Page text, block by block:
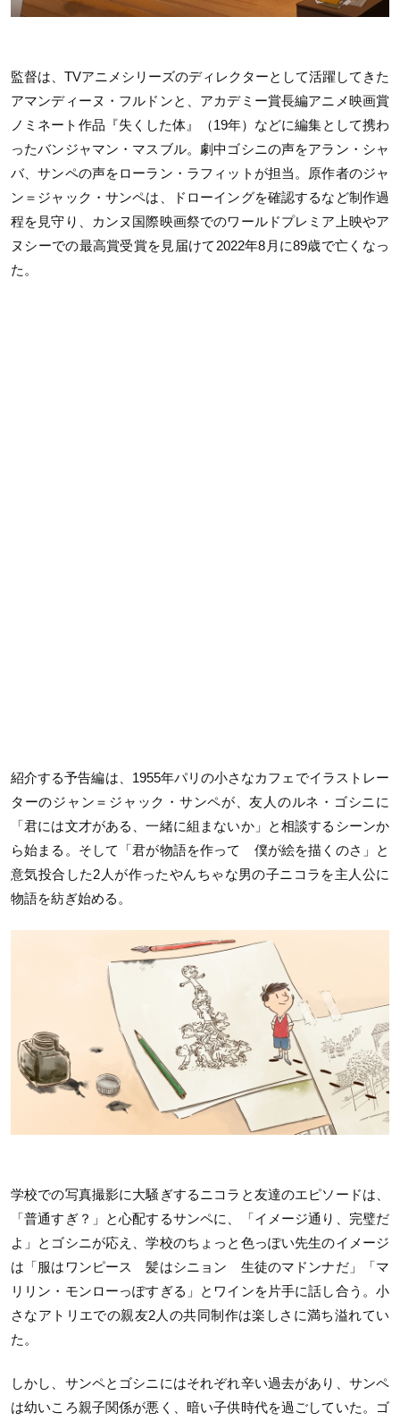
監督は、TVアニメシリーズのディレクターとして活躍してきた
アマンディーヌ・フルドンと、アカデミー賞長編アニメ映画賞
ノミネート作品『失くした体』（19年）などに編集として携わ
ったバンジャマン・マスブル。劇中ゴシニの声をアラン・シャ
バ、サンペの声をローラン・ラフィットが担当。原作者のジャ
ン＝ジャック・サンペは、ドローイングを確認するなど制作過
程を見守り、カンヌ国際映画祭でのワールドプレミア上映やア
ヌシーでの最高賞受賞を見届けて2022年8月に89歳で亡くなっ
た。
紹介する予告編は、1955年パリの小さなカフェでイラストレー
ターのジャン＝ジャック・サンペが、友人のルネ・ゴシニに
「君には文才がある、一緒に組まないか」と相談するシーンか
ら始まる。そして「君が物語を作って 僕が絵を描くのさ」と
意気投合した2人が作ったやんちゃな男の子ニコラを主人公に
物語を紡ぎ始める。
学校での写真撮影に大騒ぎするニコラと友達のエピソードは、
「普通すぎ？」と心配するサンペに、「イメージ通り、完璧だ
よ」とゴシニが応え、学校のちょっと色っぽい先生のイメージ
は「服はワンピース 髪はシニョン 生徒のマドンナだ」「マ
リリン・モンローっぽすぎる」とワインを片手に話し合う。小
さなアトリエでの親友2人の共同制作は楽しさに満ち溢れてい
た。
しかし、サンペとゴシニにはそれぞれ辛い過去があり、サンペ
は幼いころ親子関係が悪く、暗い子供時代を過ごしていた。ゴ